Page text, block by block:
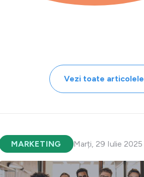
Vezi toate articolele
MARKETING Marți, 29 Iulie 2025